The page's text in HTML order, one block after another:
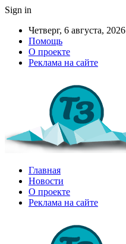
Sign in
Четверг, 6 августа, 2026
Помощь
О проекте
Реклама на сайте
Главная
Новости
О проекте
Реклама на сайте